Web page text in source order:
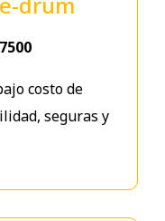
costo de
seguras y